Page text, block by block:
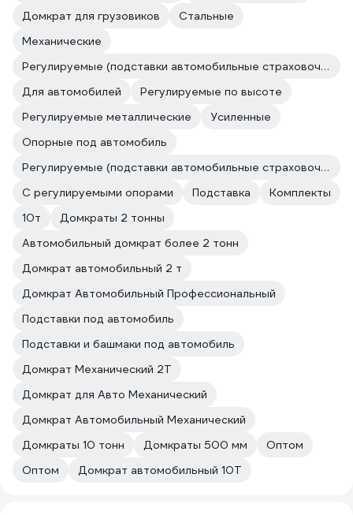
Домкрат для грузовиков
Стальные
Механические
Регулируемые (подставки автомобильные страховочные)
Для автомобилей
Регулируемые по высоте
Регулируемые металлические
Усиленные
Опорные под автомобиль
Регулируемые (подставки автомобильные страховочные)
С регулируемыми опорами
Подставка
Комплекты
10т
Домкраты 2 тонны
Автомобильный домкрат более 2 тонн
Домкрат автомобильный 2 т
Домкрат Автомобильный Профессиональный
Подставки под автомобиль
Подставки и башмаки под автомобиль
Домкрат Механический 2Т
Домкрат для Авто Механический
Домкрат Автомобильный Механический
Домкраты 10 тонн
Домкраты 500 мм
Оптом
Оптом
Домкрат автомобильный 10Т